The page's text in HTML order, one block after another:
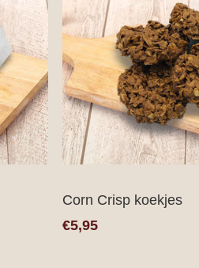
Corn Crisp koekjes
€5,95